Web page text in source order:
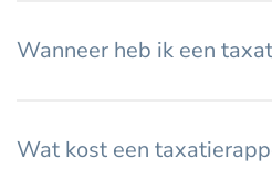
Wanneer heb ik een
Wat kost een